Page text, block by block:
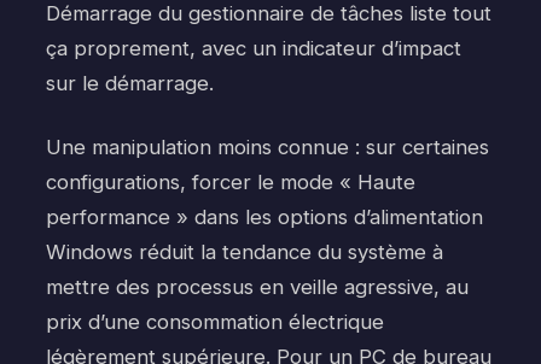
Démarrage du gestionnaire de tâches liste tout
ça proprement, avec un indicateur d’impact
sur le démarrage.
Une manipulation moins connue : sur certaines
configurations, forcer le mode « Haute
performance » dans les options d’alimentation
Windows réduit la tendance du système à
mettre des processus en veille agressive, au
prix d’une consommation électrique
légèrement supérieure. Pour un PC de bureau